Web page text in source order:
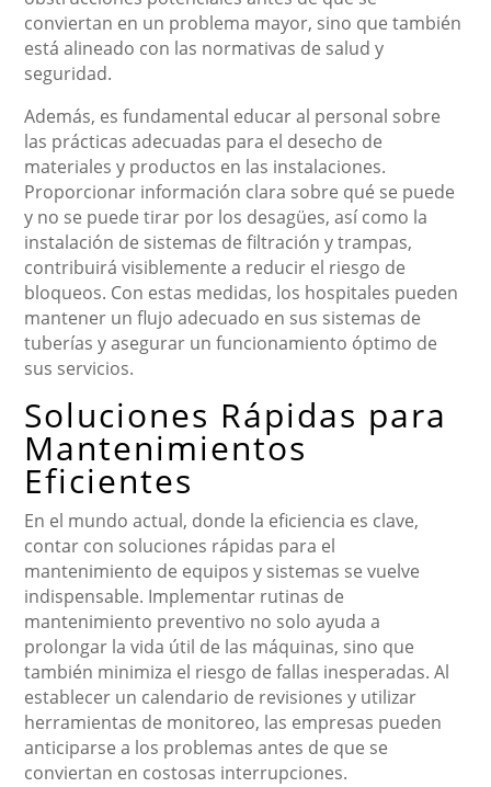
conviertan en un problema mayor, sino que también
está alineado con las normativas de salud y
seguridad.
Además, es fundamental educar al personal sobre
las prácticas adecuadas para el desecho de
materiales y productos en las instalaciones.
Proporcionar información clara sobre qué se puede
y no se puede tirar por los desagües, así como la
instalación de sistemas de filtración y trampas,
contribuirá visiblemente a reducir el riesgo de
bloqueos. Con estas medidas, los hospitales pueden
mantener un flujo adecuado en sus sistemas de
tuberías y asegurar un funcionamiento óptimo de
sus servicios.
Soluciones Rápidas para
Mantenimientos
Eficientes
En el mundo actual, donde la eficiencia es clave,
contar con soluciones rápidas para el
mantenimiento de equipos y sistemas se vuelve
indispensable. Implementar rutinas de
mantenimiento preventivo no solo ayuda a
prolongar la vida útil de las máquinas, sino que
también minimiza el riesgo de fallas inesperadas. Al
establecer un calendario de revisiones y utilizar
herramientas de monitoreo, las empresas pueden
anticiparse a los problemas antes de que se
conviertan en costosas interrupciones.